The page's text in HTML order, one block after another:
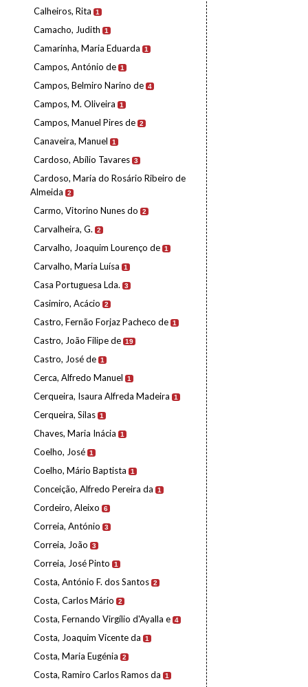
Calheiros, Rita 1
Camacho, Judith 1
Camarinha, Maria Eduarda 1
Campos, António de 1
Campos, Belmiro Narino de 4
Campos, M. Oliveira 1
Campos, Manuel Pires de 2
Canaveira, Manuel 1
Cardoso, Abílio Tavares 3
Cardoso, Maria do Rosário Ribeiro de
Almeida
2
Carmo, Vitorino Nunes do 2
Carvalheira, G. 2
Carvalho, Joaquim Lourenço de 1
Carvalho, Maria Luísa 1
Casa Portuguesa Lda. 3
Casimiro, Acácio 2
Castro, Fernão Forjaz Pacheco de 1
Castro, João Filipe de 19
Castro, José de 1
Cerca, Alfredo Manuel 1
Cerqueira, Isaura Alfreda Madeira 1
Cerqueira, Silas 1
Chaves, Maria Inácia 1
Coelho, José 1
Coelho, Mário Baptista 1
Conceição, Alfredo Pereira da 1
Cordeiro, Aleixo 6
Correia, António 3
Correia, João 3
Correia, José Pinto 1
Costa, António F. dos Santos 2
Costa, Carlos Mário 2
Costa, Fernando Virgílio d'Ayalla e 4
Costa, Joaquim Vicente da 1
Costa, Maria Eugénia 2
Costa, Ramiro Carlos Ramos da 1